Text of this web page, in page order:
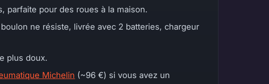
parfaite pour des roues à la maison.
ne résiste, livrée avec 2 batteries, chargeur
plus doux.
Michelin (~96 €) si vous avez un